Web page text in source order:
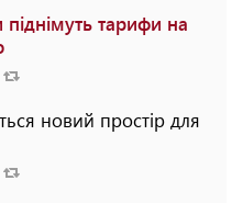
тарифи на
новий простір для